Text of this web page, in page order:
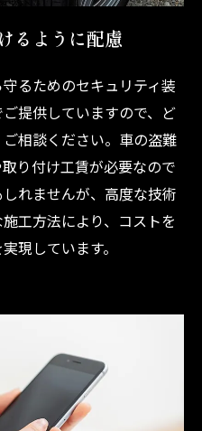
るように配慮
るためのセキュリティ装
提供していますので、ど
相談ください。車の盗難
り付け工賃が必要なので
れませんが、高度な技術
工方法により、コストを
現しています。